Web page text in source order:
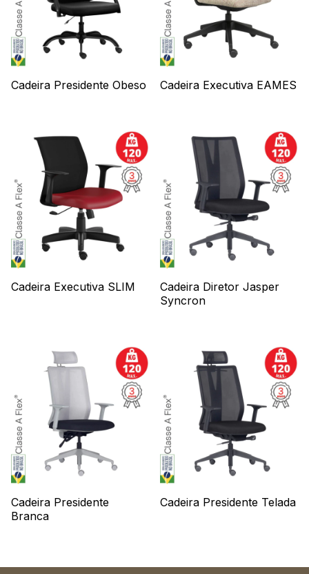
Cadeira Presidente Obeso Cadeira Executiva EAMES
Cadeira Executiva SLIM
Cadeira Diretor Jasper
Syncron
Cadeira Presidente
Branca
Cadeira Presidente Telada